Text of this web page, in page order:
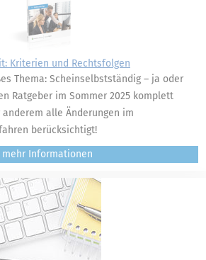
Kriterien und Rechtsfolgen
Thema: Scheinselbstständig – ja oder
Ratgeber im Sommer 2025 komplett
alle Änderungen im
berücksichtigt!
mehr